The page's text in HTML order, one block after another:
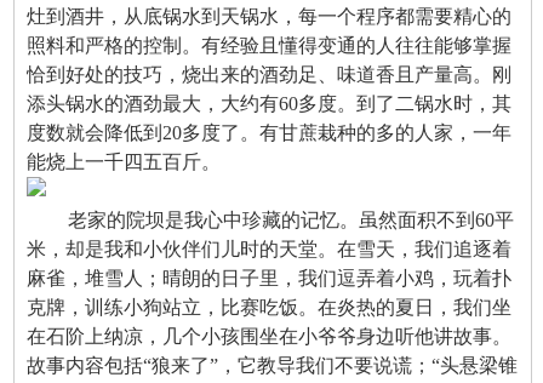
灶到酒井，从底锅水到天锅水，每一个程序都需要精心的
照料和严格的控制。有经验且懂得变通的人往往能够掌握
恰到好处的技巧，烧出来的酒劲足、味道香且产量高。刚
添头锅水的酒劲最大，大约有60多度。到了二锅水时，其
度数就会降低到20多度了。有甘蔗栽种的多的人家，一年
能烧上一千四五百斤。
老家的院坝是我心中珍藏的记忆。虽然面积不到60平
米，却是我和小伙伴们儿时的天堂。在雪天，我们追逐着
麻雀，堆雪人；晴朗的日子里，我们逗弄着小鸡，玩着扑
克牌，训练小狗站立，比赛吃饭。在炎热的夏日，我们坐
在石阶上纳凉，几个小孩围坐在小爷爷身边听他讲故事。
故事内容包括“狼来了”，它教导我们不要说谎；“头悬梁锥